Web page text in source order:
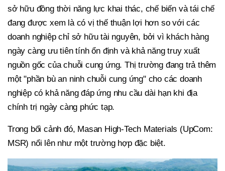
sở hữu đồng thời năng lực khai thác, chế biến và tái chế
đang được xem là có vị thế thuận lợi hơn so với các
doanh nghiệp chỉ sở hữu tài nguyên, bởi vì khách hàng
ngày càng ưu tiên tính ổn định và khả năng truy xuất
nguồn gốc của chuỗi cung ứng. Thị trường đang trả thêm
một "phần bù an ninh chuỗi cung ứng" cho các doanh
nghiệp có khả năng đáp ứng nhu cầu dài hạn khi địa
chính trị ngày càng phức tạp.
Trong bối cảnh đó, Masan High-Tech Materials (UpCom:
MSR) nổi lên như một trường hợp đặc biệt.